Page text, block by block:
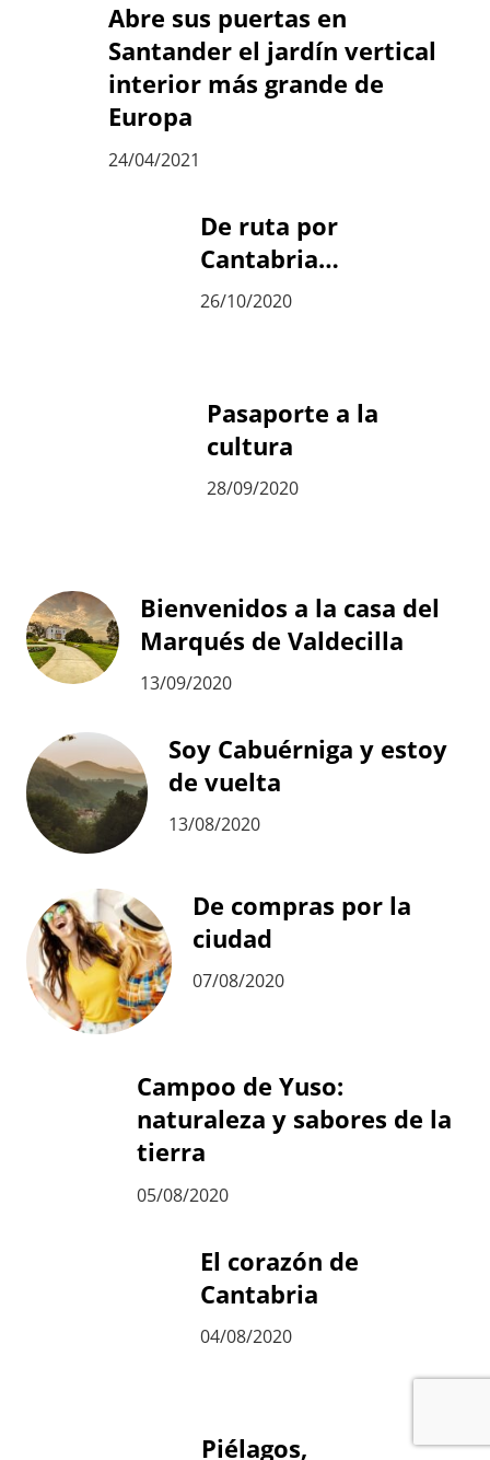
Abre sus puertas en
Santander el jardín vertical
interior más grande de
Europa
24/04/2021
De ruta por
Cantabria…
26/10/2020
Pasaporte a la
cultura
28/09/2020
Bienvenidos a la casa del
Marqués de Valdecilla
13/09/2020
Soy Cabuérniga y estoy
de vuelta
13/08/2020
De compras por la
ciudad
07/08/2020
Campoo de Yuso:
naturaleza y sabores de la
tierra
05/08/2020
El corazón de
Cantabria
04/08/2020
Piélagos,